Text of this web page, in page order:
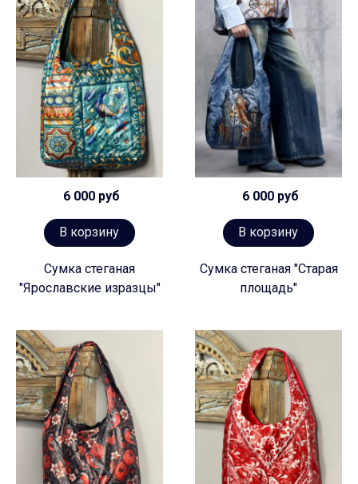
6 000 руб
В корзину
Сумка стеганая
"Ярославские изразцы"
6 000 руб
В корзину
Сумка стеганая "Старая
площадь"